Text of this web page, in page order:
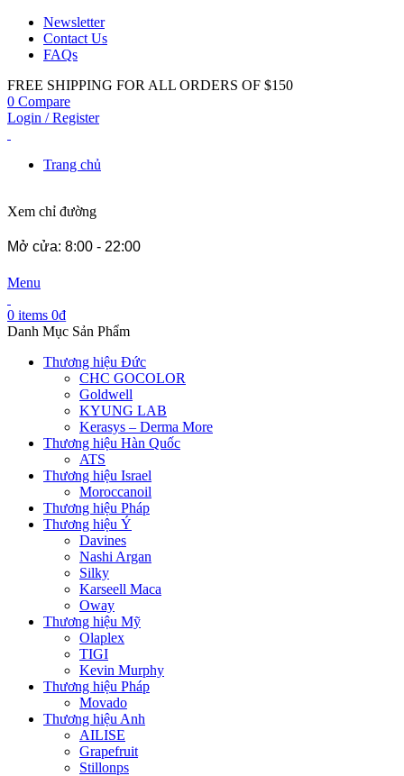
Newsletter
Contact Us
FAQs
FREE SHIPPING FOR ALL ORDERS OF $150
0 Compare
Login / Register
Trang chủ
Xem chỉ đường
Mở cửa: 8:00 - 22:00
Menu
0 items 0₫
Danh Mục Sản Phẩm
Thương hiệu Đức
CHC GOCOLOR
Goldwell
KYUNG LAB
Kerasys – Derma More
Thương hiệu Hàn Quốc
ATS
Thương hiệu Israel
Moroccanoil
Thương hiệu Pháp
Thương hiệu Ý
Davines
Nashi Argan
Silky
Karseell Maca
Oway
Thương hiệu Mỹ
Olaplex
TIGI
Kevin Murphy
Thương hiệu Pháp
Movado
Thương hiệu Anh
AILISE
Grapefruit
Stillonps